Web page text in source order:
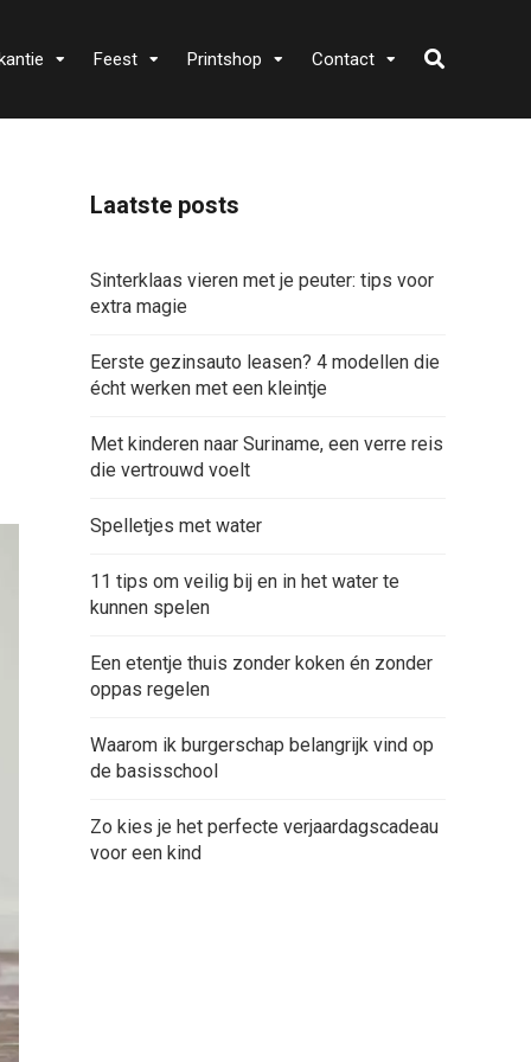
Feest Printshop Contact
Laatste posts
Sinterklaas vieren met je peuter: tips voor
extra magie
Eerste gezinsauto leasen? 4 modellen die
écht werken met een kleintje
Met kinderen naar Suriname, een verre reis
die vertrouwd voelt
Spelletjes met water
11 tips om veilig bij en in het water te
kunnen spelen
Een etentje thuis zonder koken én zonder
oppas regelen
Waarom ik burgerschap belangrijk vind op
de basisschool
Zo kies je het perfecte verjaardagscadeau
voor een kind